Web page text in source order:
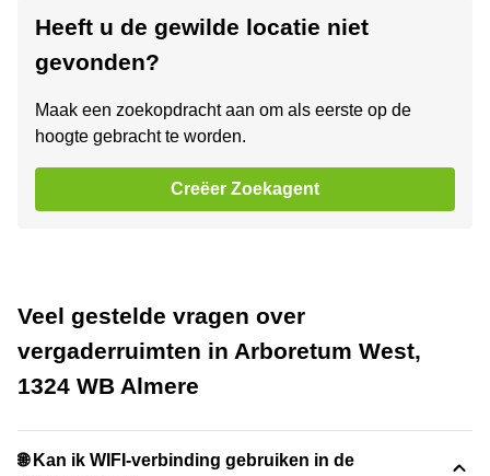
Heeft u de gewilde locatie niet
gevonden?
Maak een zoekopdracht aan om als eerste op de
hoogte gebracht te worden.
Creëer Zoekagent
Veel gestelde vragen over
vergaderruimten in Arboretum West,
1324 WB Almere
🌐 Kan ik WIFI-verbinding gebruiken in de